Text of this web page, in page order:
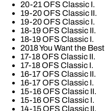
20-21 OFS Classic I.
19-20 OFS Classic II.
19-20 OFS Classic I.
18-19 OFS Classic II.
18-19 OFS Classic I.
2018 You Want the Best
17-18 OFS Classic II.
17-18 OFS Classic I.
16-17 OFS Classic II.
16-17 OFS Classic I.
15-16 OFS Classic II.
15-16 OFS Classic I.
14-15 OFS Classic II.